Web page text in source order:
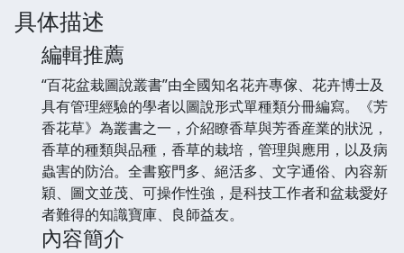
具体描述
編輯推薦
“百花盆栽圖說叢書”由全國知名花卉專傢、花卉博士及
具有管理經驗的學者以圖說形式單種類分冊編寫。《芳
香花草》為叢書之一，介紹瞭香草與芳香産業的狀況，
香草的種類與品種，香草的栽培，管理與應用，以及病
蟲害的防治。全書竅門多、絕活多、文字通俗、內容新
穎、圖文並茂、可操作性強，是科技工作者和盆栽愛好
者難得的知識寶庫、良師益友。
內容簡介